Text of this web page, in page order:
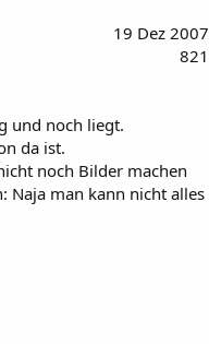
19 Dez 2007
821
und noch liegt.
da ist.
noch Bilder machen
Naja man kann nicht alles